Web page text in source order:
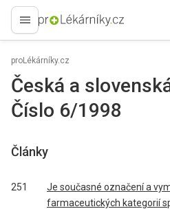
proLékaře.cz
proLékárníky.cz
Česká a
Číslo 6/1998
Články
251
Je současné označení a
farmaceutických kategorií